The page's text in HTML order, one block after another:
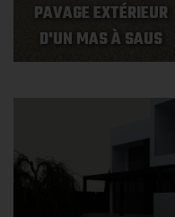
PAVAGE EXTÉRIEUR
D'UN MAS À SAUS